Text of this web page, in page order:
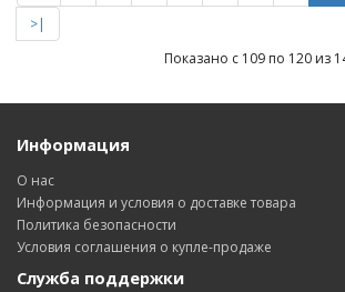
>|
Показано с 109 по 120 из
Информация
О нас
Информация и условия о доставке товара
Политика безопасности
Условия соглашения о купле-продаже
Служба поддержки